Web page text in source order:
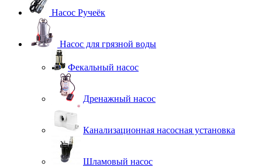
Насос Ручеёк
Насос для грязной воды
Фекальный насос
Дренажный насос
Канализационная насосная установка
Шламовый насос